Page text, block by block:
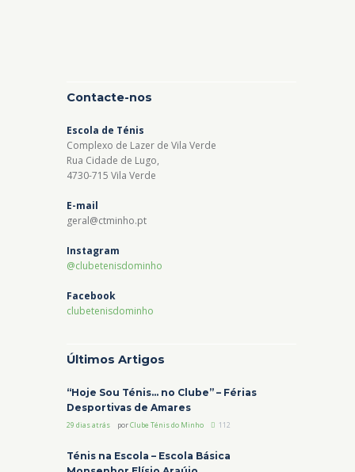
Contacte-nos
Escola de Ténis
Complexo de Lazer de Vila Verde
Rua Cidade de Lugo,
4730-715 Vila Verde
E-mail
geral@ctminho.pt
Instagram
@clubetenisdominho
Facebook
clubetenisdominho
Últimos Artigos
“Hoje Sou Ténis… no Clube” – Férias
Desportivas de Amares
29 dias atrás porClube Ténis do Minho 112
Ténis na Escola – Escola Básica